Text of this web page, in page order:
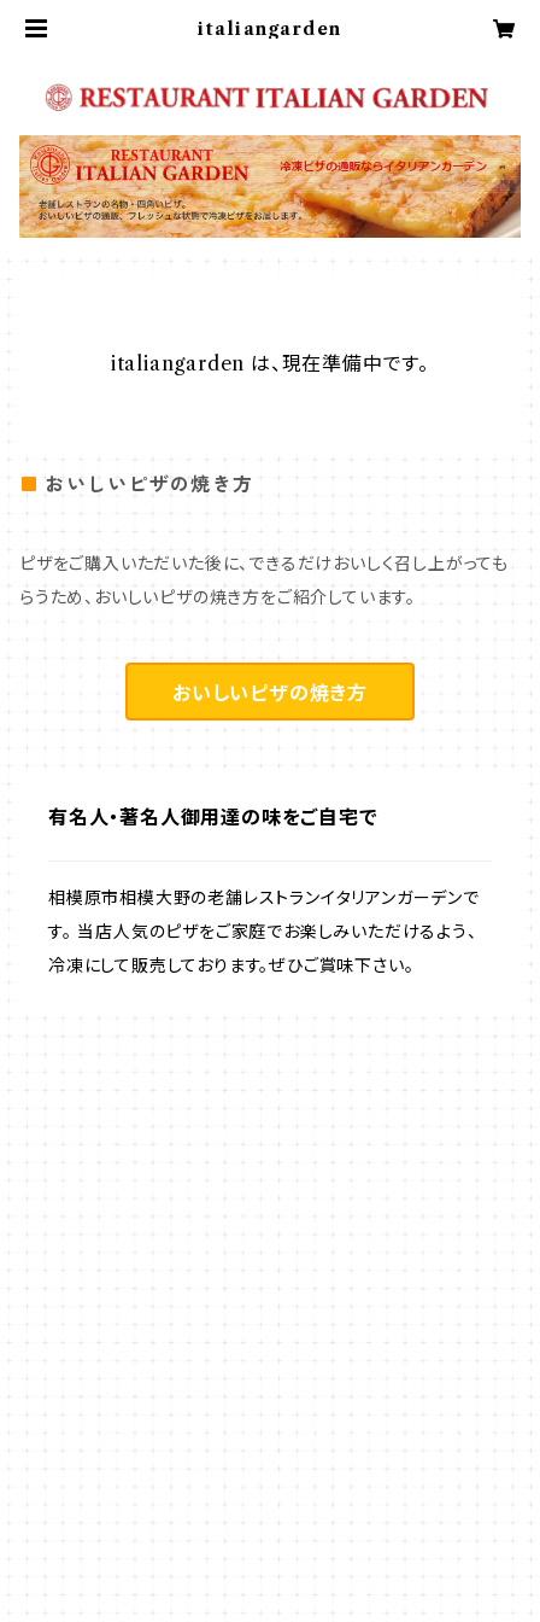
italiangarden
italiangarden は、現在準備中です。
おいしいピザの焼き方
ピザをご購入いただいた後に、できるだけおいしく召し上がっても
らうため、おいしいピザの焼き方をご紹介しています。
おいしいピザの焼き方
有名人・著名人御用達の味をご自宅で
相模原市相模大野の老舗レストランイタリアンガーデンで
す。 当店人気のピザをご家庭でお楽しみいただけるよう、
冷凍にして販売しております。ぜひご賞味下さい。